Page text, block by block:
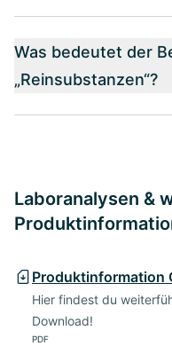
Was bedeutet der
„Reinsubstanzen“?
Laboranalysen &
Produktinformation
Hier findest du
Download!
PDF